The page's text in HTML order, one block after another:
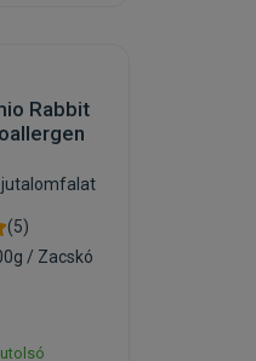
Rabbit
jutalomfalat
(5)
/ Zacskó